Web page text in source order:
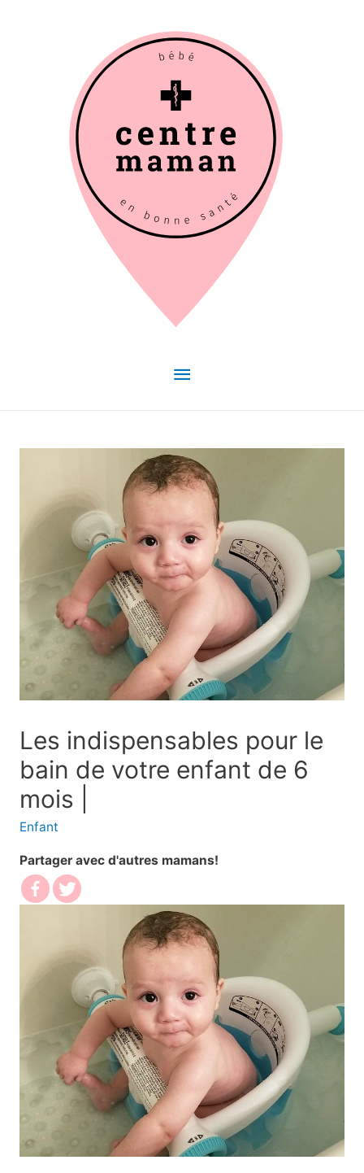
Menu
Les indispensables pour le
bain de votre enfant de 6
mois |
Enfant
Partager avec d'autres mamans!